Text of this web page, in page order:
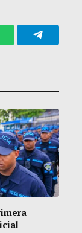
Telegram